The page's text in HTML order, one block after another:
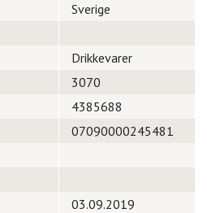
Sverige
Drikkevarer
3070
4385688
07090000245481
03.09.2019